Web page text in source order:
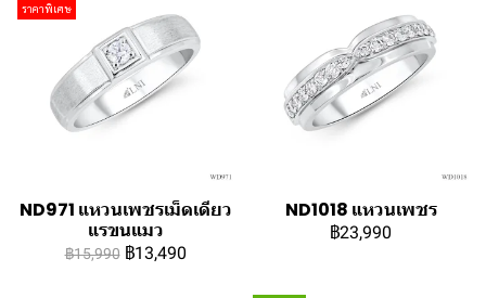
ราคาพิเศษ
ND971 แหวนเพชรเม็ดเดียว
แรขนแมว
฿15,990 ฿13,490
ND1018 แหวนเพชร
฿23,990